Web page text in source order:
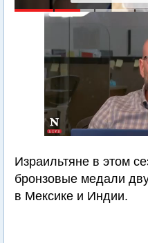
Израильтяне в этом
бронзовые медали
в Мексике и Индии.